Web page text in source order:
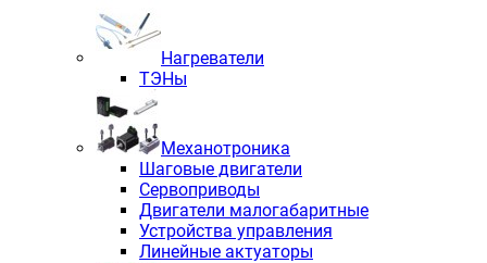
Нагреватели
ТЭНы
Механотроника
Шаговые двигатели
Сервоприводы
Двигатели малогабаритные
Устройства управления
Линейные актуаторы